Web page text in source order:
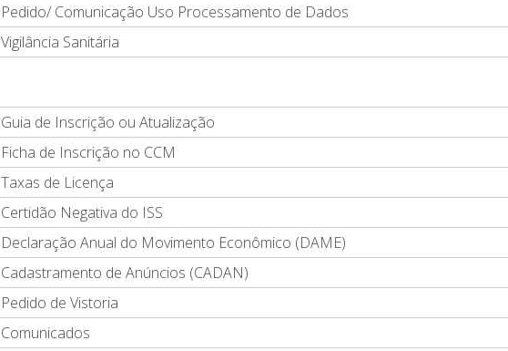
Pedido/ Comunicação Uso Processamento de Dados
Vigilância Sanitária
Guia de Inscrição ou Atualização
Ficha de Inscrição no CCM
Taxas de Licença
Certidão Negativa do ISS
Declaração Anual do Movimento Econômico (DAME)
Cadastramento de Anúncios (CADAN)
Pedido de Vistoria
Comunicados